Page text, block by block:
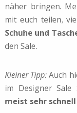
näher bringen.
mit euch teilen,
Schuhe und
den Sale.
Kleiner Tipp:Auch
im Designer Sale
meist sehr